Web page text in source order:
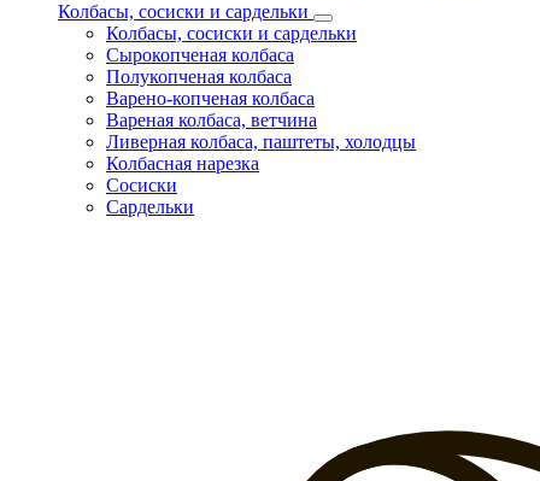
Колбасы, сосиски и сардельки
Колбасы, сосиски и сардельки
Сырокопченая колбаса
Полукопченая колбаса
Варено-копченая колбаса
Вареная колбаса, ветчина
Ливерная колбаса, паштеты, холодцы
Колбасная нарезка
Сосиски
Сардельки